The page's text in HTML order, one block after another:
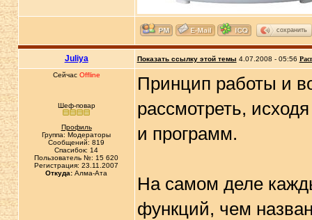
сохранить
Juliya Показать ссылку этой темы 4.07.2008 - 05:56
Сейчас Offline
Шеф-повар
Профиль
Группа: Модераторы
Сообщений: 819
Спасибок: 14
Пользователь №: 15 620
Регистрация: 23.11.2007
Откуда: Алма-Ата
Принцип работы и
рассмотреть,
и программ.
На самом деле
функций, чем